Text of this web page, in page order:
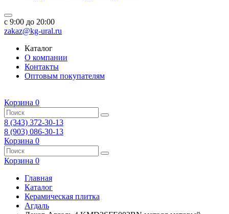
c 9:00 до 20:00
zakaz@kg-ural.ru
Каталог
О компании
Контакты
Оптовым покупателям
Корзина 0
8 (343) 372-30-13
8 (903) 086-30-13
Корзина 0
Корзина 0
Главная
Каталог
Керамическая плитка
Агдаль